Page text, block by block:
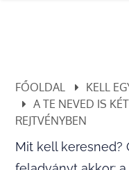
FŐOLDAL
KELL
A TE NEVED IS
REJTVÉNYBEN
Mit kell keresned?